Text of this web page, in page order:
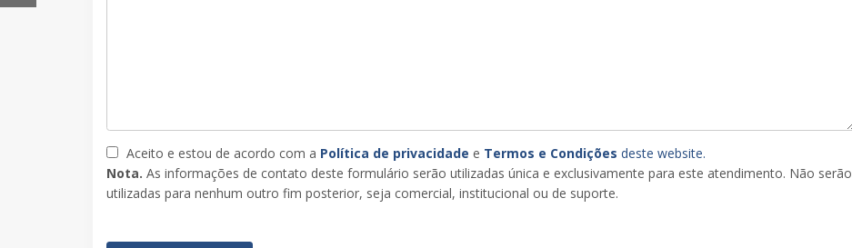
Aceito e estou de acordo com a Política de privacidade e Termos e Condições deste website.
Nota. As informações de contato deste formulário serão utilizadas única e exclusivamente para este atendimento. Não serão
utilizadas para nenhum outro fim posterior, seja comercial, institucional ou de suporte.